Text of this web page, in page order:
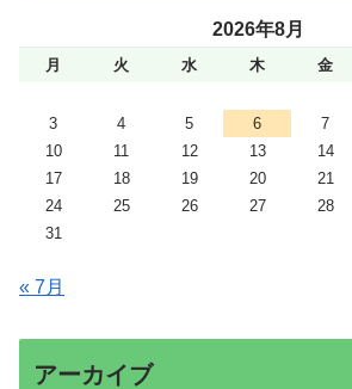
2026年8月
月 火 水 木 金
3
4 5 6 7
10
11 12 13 14
17
18 19 20 21
24
25 26 27 28
31
« 7月
アーカイブ